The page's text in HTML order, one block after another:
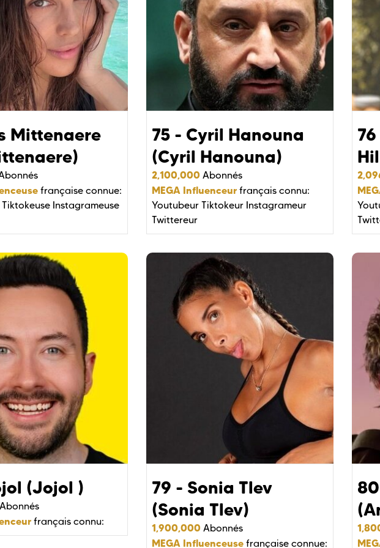
Mittenaere
française connue:
Tiktokeuse Instagrameuse
75 - Cyril Hanouna
(Cyril Hanouna)
2,100,000 Abonnés
MEGA Influenceur français connu:
Youtubeur Tiktokeur Instagrameur
Twittereur
(Jojol )
Abonnés
français connu:
79 - Sonia Tlev
(Sonia Tlev)
1,900,000 Abonnés
MEGA Influenceuse française connue: